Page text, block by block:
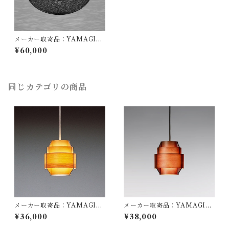
メーカー取寄品：YAMAGIW
A（ヤマギワ）/ 321P2912B /
MAYUHANA（マユハナ）二
¥60,000
同じカテゴリの商品
メーカー取寄品：YAMAGIW
A（ヤマギワ）/ 323F-216 / J
akobsson Lamp（ヤコブソン
¥36,000
メーカー取寄品：YAMAGIW
A（ヤマギワ）/ 323F-216H /
Jakobsson Lamp（ヤコブソ
¥38,000